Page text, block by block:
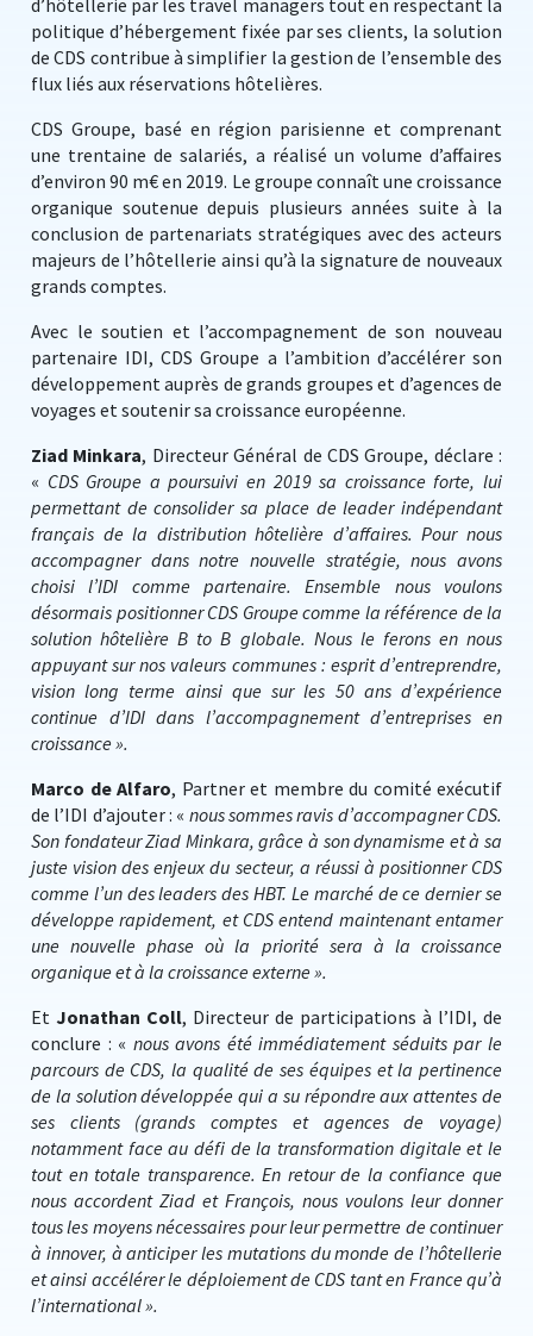
d’hôtellerie par les travel managers tout en respectant la
politique d’hébergement fixée par ses clients, la solution
de CDS contribue à simplifier la gestion de l’ensemble des
flux liés aux réservations hôtelières.
CDS Groupe, basé en région parisienne et comprenant
une trentaine de salariés, a réalisé un volume d’affaires
d’environ 90 m€ en 2019. Le groupe connaît une croissance
organique soutenue depuis plusieurs années suite à la
conclusion de partenariats stratégiques avec des acteurs
majeurs de l’hôtellerie ainsi qu’à la signature de nouveaux
grands comptes.
Avec le soutien et l’accompagnement de son nouveau
partenaire IDI, CDS Groupe a l’ambition d’accélérer son
développement auprès de grands groupes et d’agences de
voyages et soutenir sa croissance européenne.
Ziad Minkara, Directeur Général de CDS Groupe, déclare :
« CDS Groupe a poursuivi en 2019 sa croissance forte, lui
permettant de consolider sa place de leader indépendant
français de la distribution hôtelière d’affaires. Pour nous
accompagner dans notre nouvelle stratégie, nous avons
choisi l’IDI comme partenaire. Ensemble nous voulons
désormais positionner CDS Groupe comme la référence de la
solution hôtelière B to B globale. Nous le ferons en nous
appuyant sur nos valeurs communes : esprit d’entreprendre,
vision long terme ainsi que sur les 50 ans d’expérience
continue d’IDI dans l’accompagnement d’entreprises en
croissance ».
Marco de Alfaro, Partner et membre du comité exécutif
de l’IDI d’ajouter : « nous sommes ravis d’accompagner CDS.
Son fondateur Ziad Minkara, grâce à son dynamisme et à sa
juste vision des enjeux du secteur, a réussi à positionner CDS
comme l’un des leaders des HBT. Le marché de ce dernier se
développe rapidement, et CDS entend maintenant entamer
une nouvelle phase où la priorité sera à la croissance
organique et à la croissance externe ».
Et Jonathan Coll, Directeur de participations à l’IDI, de
conclure : « nous avons été immédiatement séduits par le
parcours de CDS, la qualité de ses équipes et la pertinence
de la solution développée qui a su répondre aux attentes de
ses clients (grands comptes et agences de voyage)
notamment face au défi de la transformation digitale et le
tout en totale transparence. En retour de la confiance que
nous accordent Ziad et François, nous voulons leur donner
tous les moyens nécessaires pour leur permettre de continuer
à innover, à anticiper les mutations du monde de l’hôtellerie
et ainsi accélérer le déploiement de CDS tant en France qu’à
l’international ».